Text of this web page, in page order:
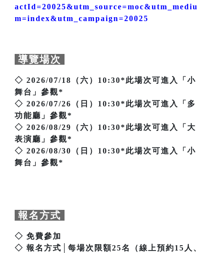
actId=20025&utm_source=moc&utm_mediu
m=index&utm_campaign=20025
導覽場次
◇ 2026/07/18（六）10:30*此場次可進入「小
舞台」參觀*
◇ 2026/07/26（日）10:30*此場次可進入「多
功能廳」參觀*
◇ 2026/08/29（六）10:30*此場次可進入「大
表演廳」參觀*
◇ 2026/08/30（日）10:30*此場次可進入「小
舞台」參觀*
報名方式
◇ 免費參加
◇ 報名方式│每場次限額25名（線上預約15人、